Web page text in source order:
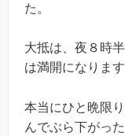
た。
大抵は、夜８時
は満開になります
本当にひと晩限
んでぶら下がっ